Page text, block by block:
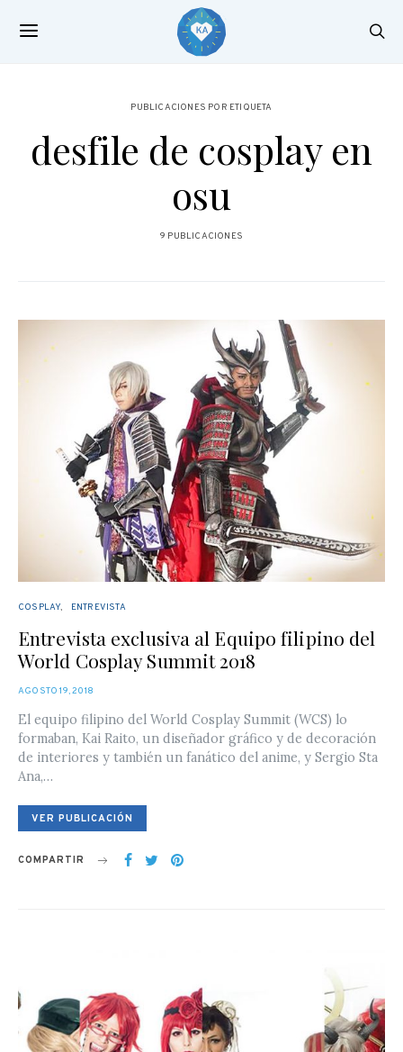
PUBLICACIONES POR ETIQUETA
desfile de cosplay en
osu
9 PUBLICACIONES
COSPLAY ENTREVISTA
Entrevista exclusiva al Equipo filipino del
World Cosplay Summit 2018
POSTED
AGOSTO 19, 2018
El equipo filipino del World Cosplay Summit (WCS) lo
formaban, Kai Raito, un diseñador gráfico y de decoración
de interiores y también un fanático del anime, y Sergio Sta
Ana,…
VER PUBLICACIÓN
COMPARTIR